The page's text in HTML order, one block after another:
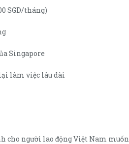
SGD/tháng)
Singapore
làm việc lâu dài
cho người lao động Việt Nam muốn